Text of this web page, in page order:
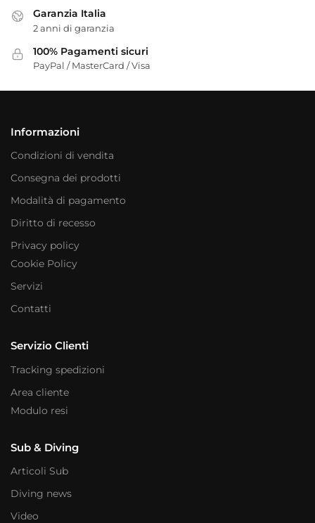
Garanzia Italia
2 anni di garanzia
100% Pagamenti sicuri
PayPal / MasterCard / Visa
Informazioni
Condizioni di vendita
Consegna dei prodotti
Modalità di pagamento
Diritto di recesso
Privacy policy
Cookie Policy
Servizi
Contatti
Servizio Clienti
Tracking spedizioni
Area cliente
Modulo resi
Sub & Diving
Articoli Sub
Diving news
Video